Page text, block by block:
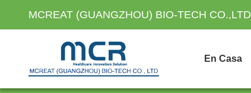
MCREAT (GUANGZHOU) BIO-TECH CO.,LTD
En Casa